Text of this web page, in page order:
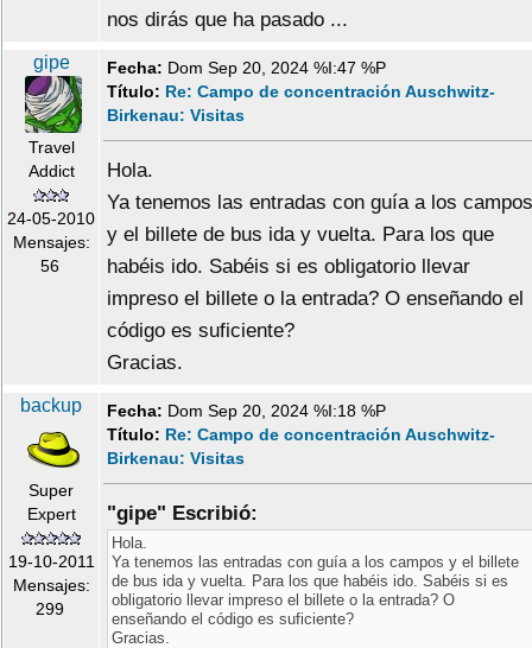
nos dirás que ha pasado ...
gipe
Travel
Addict
24-05-2010
Mensajes:
56
Fecha: Dom Sep 20, 2024 %I:47 %P
Título: Re: Campo de concentración Auschwitz-
Birkenau: Visitas
Hola.
Ya tenemos las entradas con guía a los campos
y el billete de bus ida y vuelta. Para los que
habéis ido. Sabéis si es obligatorio llevar
impreso el billete o la entrada? O enseñando el
código es suficiente?
Gracias.
backup
Super
Expert
19-10-2011
Mensajes:
299
Fecha: Dom Sep 20, 2024 %I:18 %P
Título: Re: Campo de concentración Auschwitz-
Birkenau: Visitas
"gipe" Escribió:
Hola.
Ya tenemos las entradas con guía a los campos y el billete
de bus ida y vuelta. Para los que habéis ido. Sabéis si es
obligatorio llevar impreso el billete o la entrada? O
enseñando el código es suficiente?
Gracias.